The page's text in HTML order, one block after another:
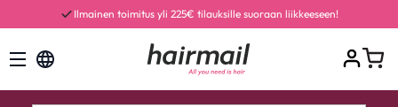
Ilmainen toimitus yli 225€ tilauksille suoraan liikkeeseen!